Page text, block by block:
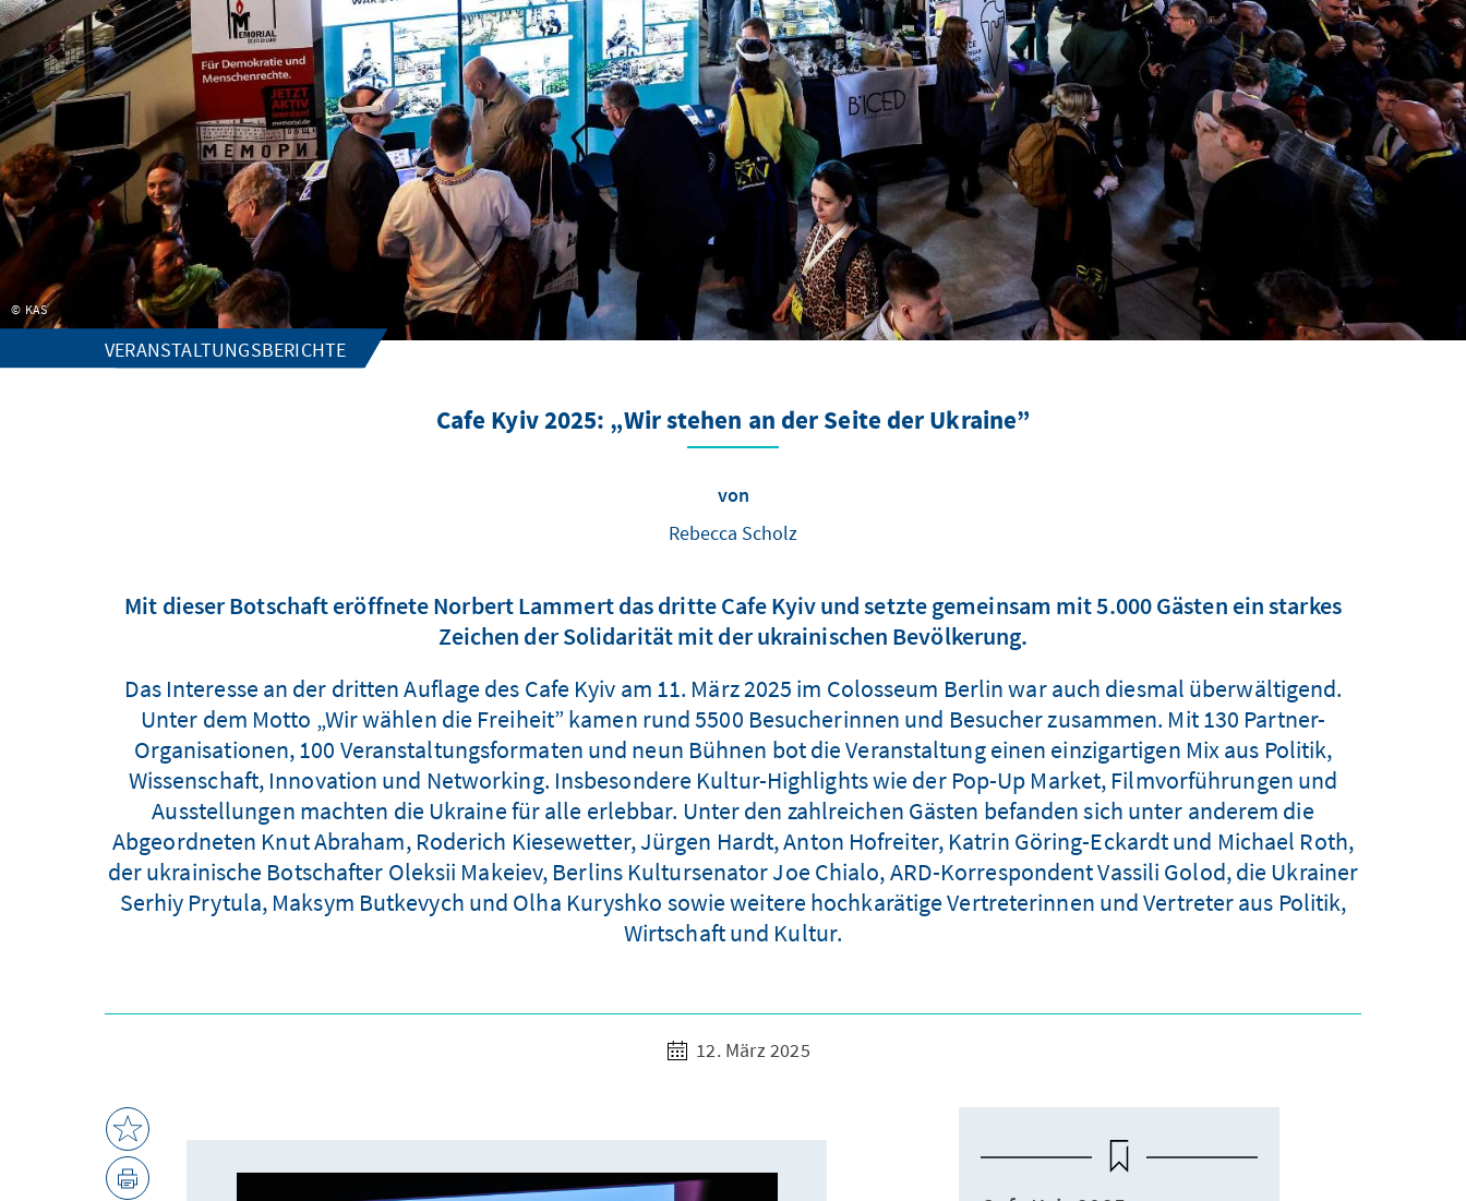
KAS
VERANSTALTUNGSBERICHTE
Cafe Kyiv 2025: „Wir stehen an der Seite der Ukraine”
von
Rebecca Scholz
Mit dieser Botschaft eröffnete Norbert Lammert das dritte Cafe Kyiv und setzte gemeinsam mit 5.000 Gästen ein starkes
Zeichen der Solidarität mit der ukrainischen Bevölkerung.
Das Interesse an der dritten Auflage des Cafe Kyiv am 11. März 2025 im Colosseum Berlin war auch diesmal überwältigend.
Unter dem Motto „Wir wählen die Freiheit” kamen rund 5500 Besucherinnen und Besucher zusammen. Mit 130 Partner-
Organisationen, 100 Veranstaltungsformaten und neun Bühnen bot die Veranstaltung einen einzigartigen Mix aus Politik,
Wissenschaft, Innovation und Networking. Insbesondere Kultur-Highlights wie der Pop-Up Market, Filmvorführungen und
Ausstellungen machten die Ukraine für alle erlebbar. Unter den zahlreichen Gästen befanden sich unter anderem die
Abgeordneten Knut Abraham, Roderich Kiesewetter, Jürgen Hardt, Anton Hofreiter, Katrin Göring-Eckardt und Michael Roth,
der ukrainische Botschafter Oleksii Makeiev, Berlins Kultursenator Joe Chialo, ARD-Korrespondent Vassili Golod, die Ukrainer
Serhiy Prytula, Maksym Butkevych und Olha Kuryshko sowie weitere hochkarätige Vertreterinnen und Vertreter aus Politik,
Wirtschaft und Kultur.
12. März 2025